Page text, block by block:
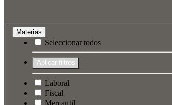
Materias
Seleccionar todos
Laboral
Fiscal